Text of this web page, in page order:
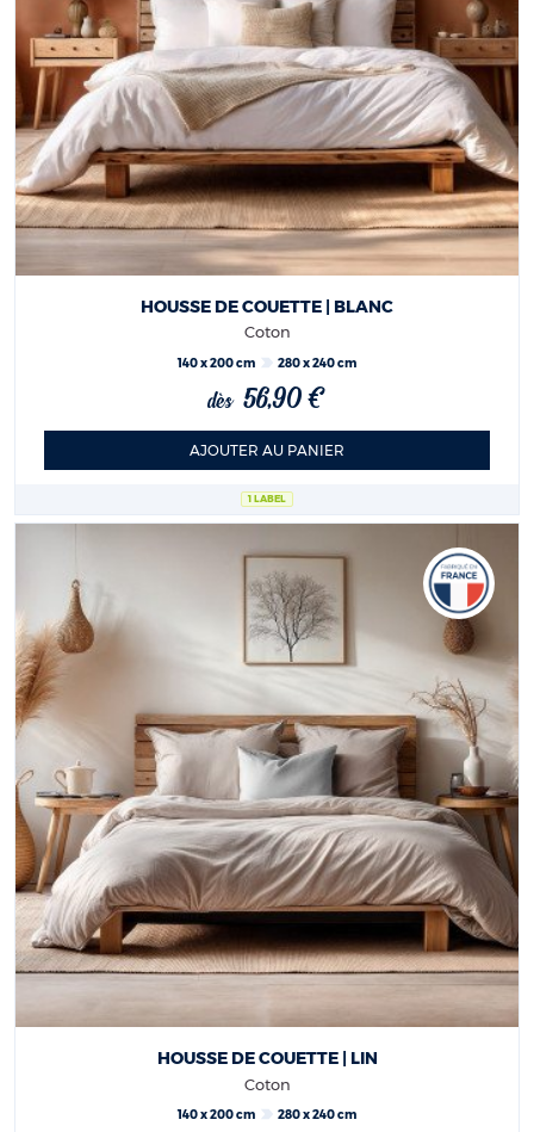
1 LABEL
HOUSSE DE COUETTE | BLANC
Coton
140 x 200 cm 280 x 240 cm
dès 56,90 €
AJOUTER AU PANIER
HOUSSE DE COUETTE | LIN
Coton
140 x 200 cm 280 x 240 cm